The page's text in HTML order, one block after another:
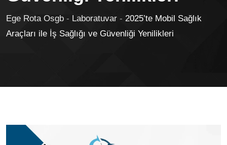
Ege Rota Osgb - Laboratuvar - 2025’te Mobil Sağlık
Araçları ile İş Sağlığı ve Güvenliği Yenilikleri